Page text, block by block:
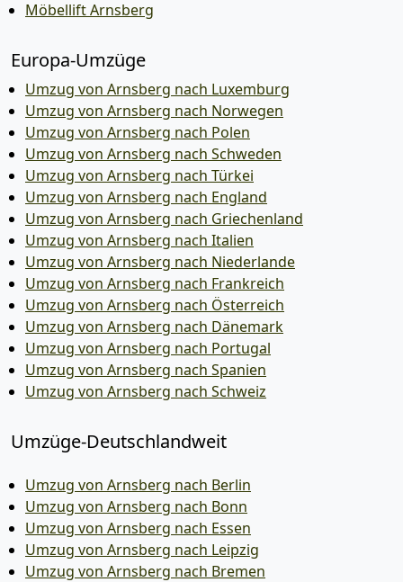
Möbellift Arnsberg
Europa-Umzüge
Umzug von Arnsberg nach Luxemburg
Umzug von Arnsberg nach Norwegen
Umzug von Arnsberg nach Polen
Umzug von Arnsberg nach Schweden
Umzug von Arnsberg nach Türkei
Umzug von Arnsberg nach England
Umzug von Arnsberg nach Griechenland
Umzug von Arnsberg nach Italien
Umzug von Arnsberg nach Niederlande
Umzug von Arnsberg nach Frankreich
Umzug von Arnsberg nach Österreich
Umzug von Arnsberg nach Dänemark
Umzug von Arnsberg nach Portugal
Umzug von Arnsberg nach Spanien
Umzug von Arnsberg nach Schweiz
Umzüge-Deutschlandweit
Umzug von Arnsberg nach Berlin
Umzug von Arnsberg nach Bonn
Umzug von Arnsberg nach Essen
Umzug von Arnsberg nach Leipzig
Umzug von Arnsberg nach Bremen